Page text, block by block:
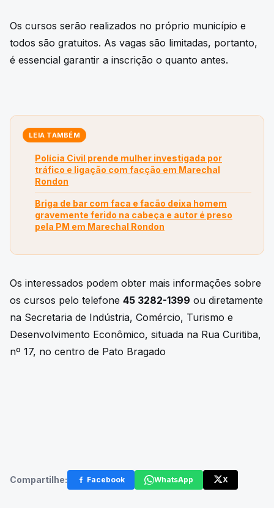
Os cursos serão realizados no próprio município e
todos são gratuitos. As vagas são limitadas, portanto,
é essencial garantir a inscrição o quanto antes.
LEIA TAMBÉM
Polícia Civil prende mulher investigada por
tráfico e ligação com facção em Marechal
Rondon
Briga de bar com faca e facão deixa homem
gravemente ferido na cabeça e autor é preso
pela PM em Marechal Rondon
Os interessados podem obter mais informações sobre
os cursos pelo telefone 45 3282-1399 ou diretamente
na Secretaria de Indústria, Comércio, Turismo e
Desenvolvimento Econômico, situada na Rua Curitiba,
nº 17, no centro de Pato Bragado
Compartilhe: Facebook WhatsApp X